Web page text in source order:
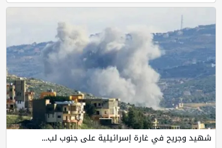
شهيد وجريح في غارة إسرائيلية على جنوب لب...